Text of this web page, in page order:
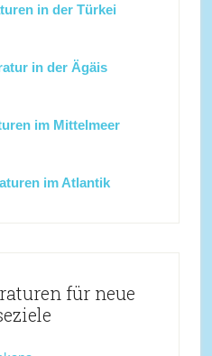
in der Türkei
in der Ägäis
im Mittelmeer
im Atlantik
für neue